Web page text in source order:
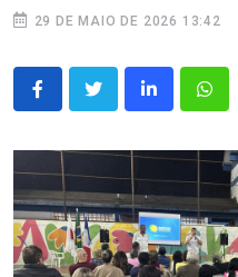
29 DE MAIO DE 2026 13:42